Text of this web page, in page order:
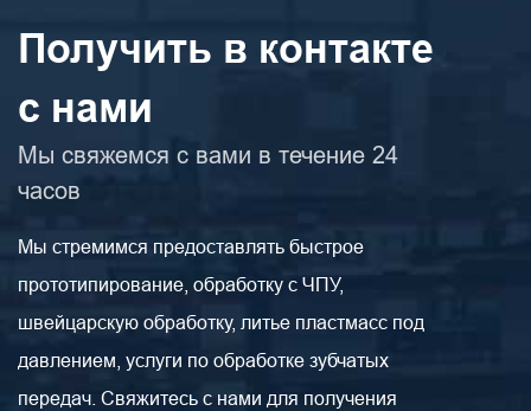
Получить в контакте
с нами
Мы свяжемся с вами в течение 24
часов
Мы стремимся предоставлять быстрое
прототипирование, обработку с ЧПУ,
швейцарскую обработку, литье пластмасс под
давлением, услуги по обработке зубчатых
передач. Свяжитесь с нами для получения